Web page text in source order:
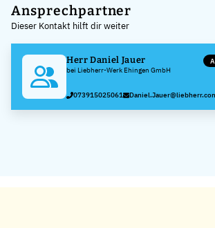
+
−
Ansprechpartner
Dieser Kontakt hilft dir weiter
Herr Daniel Jauer
bei Liebherr-Werk Ehingen GmbH
073915025061